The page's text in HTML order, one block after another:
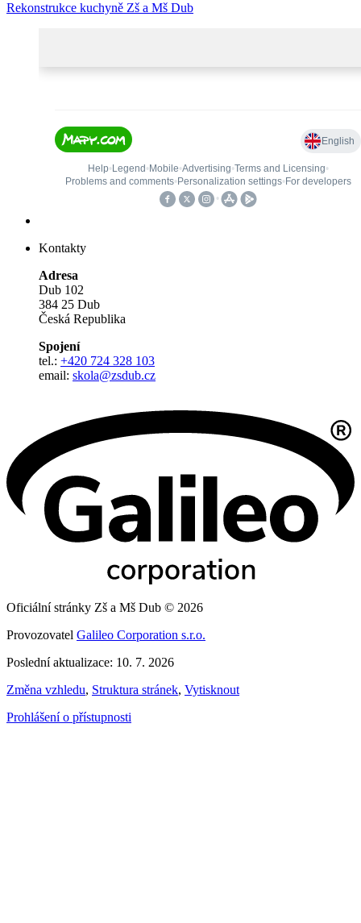
Rekonstrukce kuchyně Zš a Mš Dub
Kontakty
Adresa
Dub 102
384 25 Dub
Česká Republika
Spojení
tel.: +420 724 328 103
email: skola@zsdub.cz
Oficiální stránky Zš a Mš Dub © 2026
Provozovatel Galileo Corporation s.r.o.
Poslední aktualizace: 10. 7. 2026
Změna vzhledu, Struktura stránek, Vytisknout
Prohlášení o přístupnosti